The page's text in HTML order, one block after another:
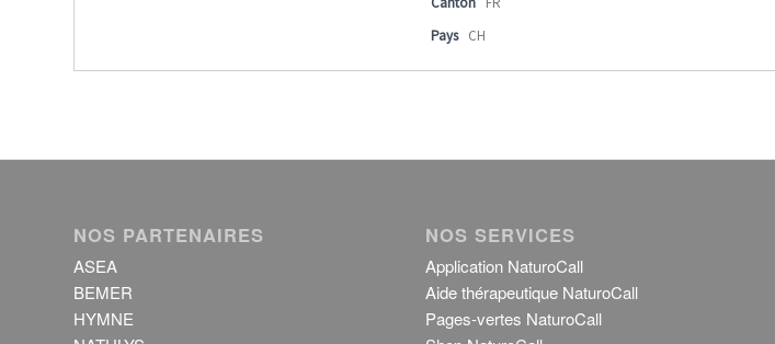
Pays
CH
NOS PARTENAIRES
ASEA
BEMER
HYMNE
NOS SERVICES
Application NaturoCall
Aide thérapeutique NaturoCall
Pages-vertes NaturoCall